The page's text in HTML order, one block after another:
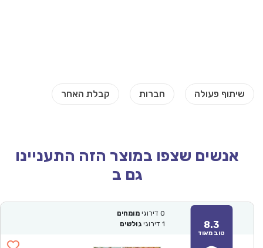
אנשים שצפו במוצר הזה התעניינו
גם ב
8.3
טוב מאוד
0 דירוגי מומחים
1 דירוגי גולשים